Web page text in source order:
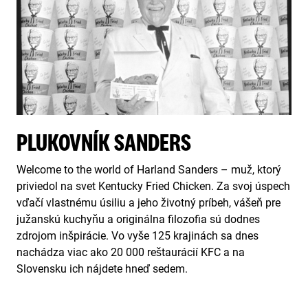
PLUKOVNÍK SANDERS
Welcome to the world of Harland Sanders – muž, ktorý
priviedol na svet Kentucky Fried Chicken. Za svoj úspech
vďačí vlastnému úsiliu a jeho životný príbeh, vášeň pre
južanskú kuchyňu a originálna filozofia sú dodnes
zdrojom inšpirácie. Vo vyše 125 krajinách sa dnes
nachádza viac ako 20 000 reštaurácií KFC a na
Slovensku ich nájdete hneď sedem.